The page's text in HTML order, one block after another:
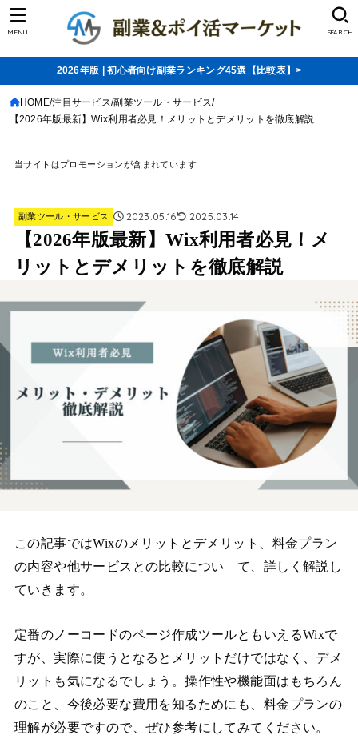
SEARCH
MENU
2026年版 | 初心者向け副業ランキング45選【比較表】>
HOME 注目サービス 副業ツール・サービス
【2026年版最新】Wix利用者必見！メリットとデメリットを徹底解説
当サイトはプロモーションが含まれています
副業ツール・サービス 2023.05.16 2025.03.14
【2026年版最新】Wix利用者必見！メ
リットとデメリットを徹底解説
この記事ではWixのメリットとデメリット、料金プラン
の内容や他サービスとの比較につい て、詳しく解説し
ていきます。
定番のノーコードのページ作成ツールともいえるWixで
すが、実際に使うとなるとメリットだけではなく、デメ
リットも気になるでしょう。操作性や機能面はもちろん
のこと、今後必要な費用を知るためにも、料金プランの
理解が必要ですので、ぜひ参考にしてみてください。